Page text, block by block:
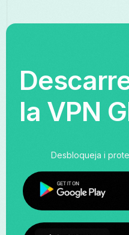
la VPN
Desbloqueja i